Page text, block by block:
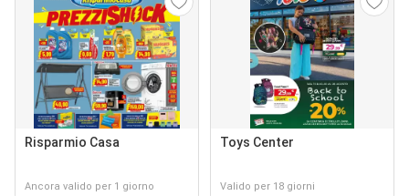
Risparmio Casa
Ancora valido per 1 giorno
Toys Center
Valido per 18 giorni